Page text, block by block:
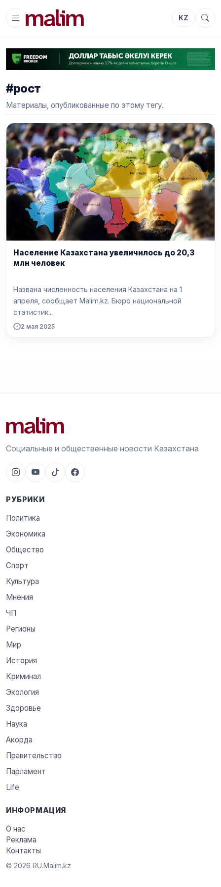
KZ
#рост
Материалы, опубликованные по этому тегу.
Население Казахстана увеличилось до 20,3
млн человек
Названа численность населения Казахстана на 1
апреля, сообщает Malim.kz. Бюро национальной
статистик...
2 мая 2025
Социальные и общественные новости Казахстана
РУБРИКИ
Политика
Экономика
Общество
Спорт
Культура
Мнения
ЧП
Регионы
Мир
История
Криминал
Экология
Здоровье
Наука
Акорда
Правительство
Парламент
Life
ИНФОРМАЦИЯ
О нас
Реклама
Контакты
© 2026 RU.Malim.kz